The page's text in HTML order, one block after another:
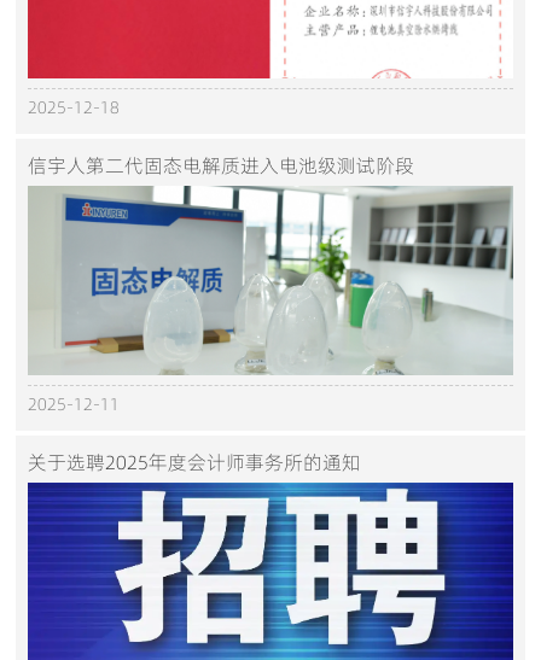
2025-12-18
信宇人第二代固态电解质进入电池级测试阶段
2025-12-11
关于选聘2025年度会计师事务所的通知